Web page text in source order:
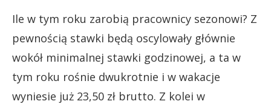
Ile w tym roku zarobią pracownicy sezonowi? Z
pewnością stawki będą oscylowały głównie
wokół minimalnej stawki godzinowej, a ta w
tym roku rośnie dwukrotnie i w wakacje
wyniesie już 23,50 zł brutto. Z kolei w